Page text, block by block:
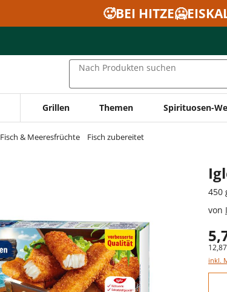
🥵BEI
Nach Produkten suchen
Grillen Themen Spirituosen-
Fisch & Meeresfrüchte Fisch zubereitet
450
von
inkl.